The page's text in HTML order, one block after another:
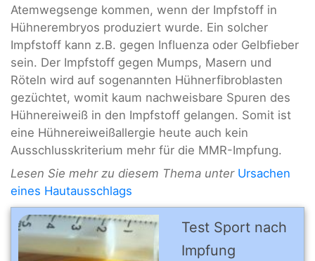
Atemwegsenge kommen, wenn der Impfstoff in
Hühnerembryos produziert wurde. Ein solcher
Impfstoff kann z.B. gegen Influenza oder Gelbfieber
sein. Der Impfstoff gegen Mumps, Masern und
Röteln wird auf sogenannten Hühnerfibroblasten
gezüchtet, womit kaum nachweisbare Spuren des
Hühnereiweiß in den Impfstoff gelangen. Somit ist
eine Hühnereiweißallergie heute auch kein
Ausschlusskriterium mehr für die MMR-Impfung.
Lesen Sie mehr zu diesem Thema unter Ursachen
eines Hautausschlags
Test Sport nach
Impfung